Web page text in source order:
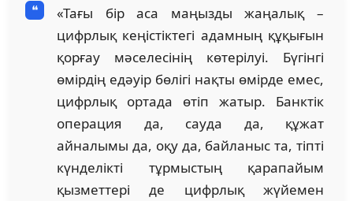
«Тағы бір аса маңызды жаңалық –
цифрлық кеңістіктегі адамның құқығын
қорғау мәселесінің көтерілуі. Бүгінгі
өмірдің едәуір бөлігі нақты өмірде емес,
цифрлық ортада өтіп жатыр. Банктік
операция да, сауда да, құжат
айналымы да, оқу да, байланыс та, тіпті
күнделікті тұрмыстың қарапайым
қызметтері де цифрлық жүйемен